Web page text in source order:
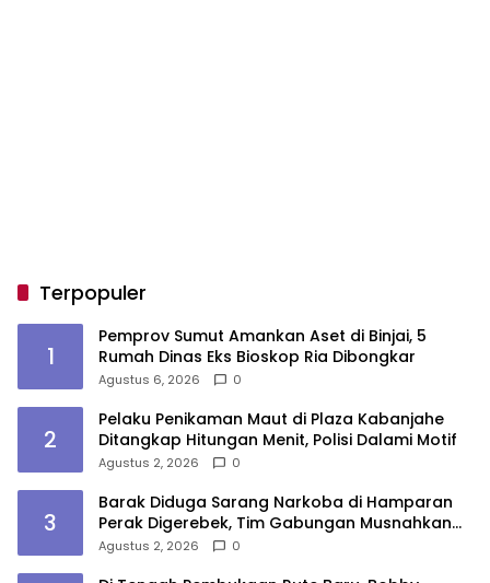
Terpopuler
1
Pemprov Sumut Amankan Aset di Binjai, 5
Rumah Dinas Eks Bioskop Ria Dibongkar
Agustus 6, 2026 0
2
Pelaku Penikaman Maut di Plaza Kabanjahe
Ditangkap Hitungan Menit, Polisi Dalami Motif
Agustus 2, 2026 0
3
Barak Diduga Sarang Narkoba di Hamparan
Perak Digerebek, Tim Gabungan Musnahkan
Lokasi
Agustus 2, 2026 0